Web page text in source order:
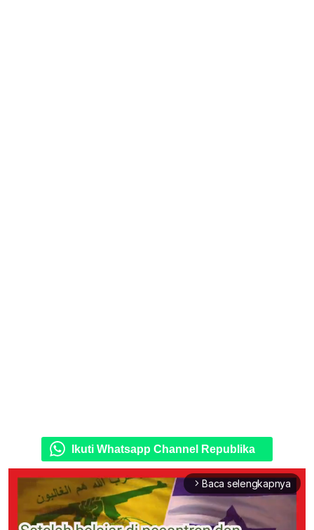
Ikuti Whatsapp Channel Republika
arrow_forward_ios Baca selengkapnya